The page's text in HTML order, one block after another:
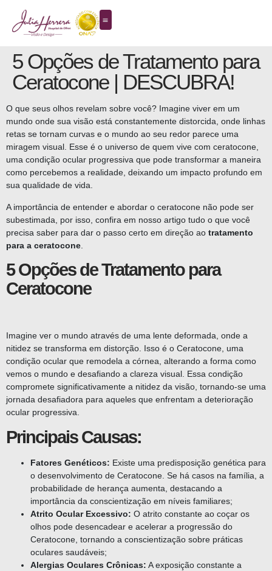
5 Opções de Tratamento para
Ceratocone | DESCUBRA!
O que seus olhos revelam sobre você? Imagine viver em um
mundo onde sua visão está constantemente distorcida, onde linhas
retas se tornam curvas e o mundo ao seu redor parece uma
miragem visual. Esse é o universo de quem vive com ceratocone,
uma condição ocular progressiva que pode transformar a maneira
como percebemos a realidade, deixando um impacto profundo em
sua qualidade de vida.
A importância de entender e abordar o ceratocone não pode ser
subestimada, por isso, confira em nosso artigo tudo o que você
precisa saber para dar o passo certo em direção ao tratamento
para a ceratocone
5 Opções de Tratamento para
Ceratocone
Imagine ver o mundo através de uma lente deformada, onde a
nitidez se transforma em distorção. Isso é o Ceratocone, uma
condição ocular que remodela a córnea, alterando a forma como
vemos o mundo e desafiando a clareza visual. Essa condição
compromete significativamente a nitidez da visão, tornando-se uma
jornada desafiadora para aqueles que enfrentam a deterioração
ocular progressiva.
Principais Causas:
Fatores Genéticos: Existe uma predisposição genética para
o desenvolvimento de Ceratocone. Se há casos na família, a
probabilidade de herança aumenta, destacando a
importância da conscientização em níveis familiares;
Atrito Ocular Excessivo: O atrito constante ao coçar os
olhos pode desencadear e acelerar a progressão do
Ceratocone, tornando a conscientização sobre práticas
oculares saudáveis;
Alergias Oculares Crônicas: A exposição constante a